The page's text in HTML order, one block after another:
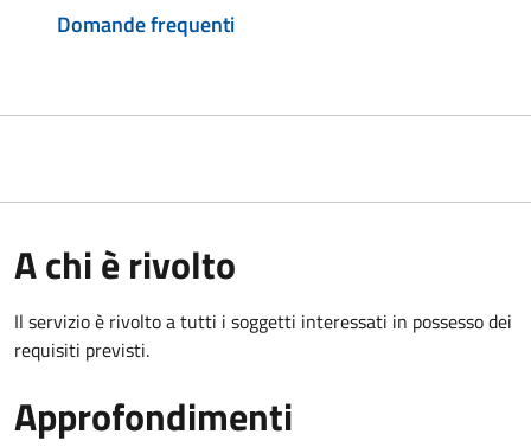
Domande frequenti
A chi è rivolto
Il servizio è rivolto a tutti i soggetti interessati in possesso dei
requisiti previsti.
Approfondimenti